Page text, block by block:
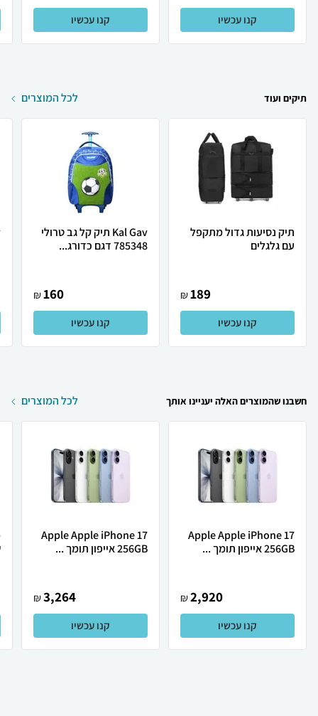
קנו עכשיו קנו עכשיו
תיקים ועוד לכל המוצרים
תיק נסיעות גדול מתקפל
עם גלגלים
189
₪
קנו עכשיו
Kal Gav תיק קל גב טרולי
785348 דגם כדורג...
160
₪
קנו עכשיו
חשבנו שהמוצרים האלה יעניינו אותך לכל המוצרים
Apple Apple iPhone 17
256GB אייפון תומך ...
2,920
₪
קנו עכשיו
Apple Apple iPhone 17
256GB אייפון תומך ...
3,264
₪
קנו עכשיו